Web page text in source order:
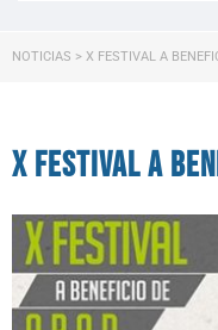
NOTICIAS > X FESTIVAL A
X Festival a